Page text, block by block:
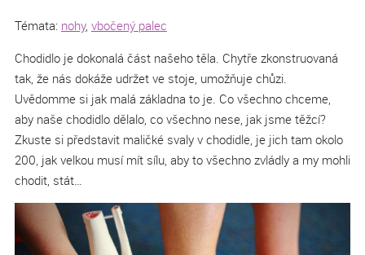
Témata: nohy, vbočený palec
Chodidlo je dokonalá část našeho těla. Chytře zkonstruovaná
tak, že nás dokáže udržet ve stoje, umožňuje chůzi.
Uvědomme si jak malá základna to je. Co všechno chceme,
aby naše chodidlo dělalo, co všechno nese, jak jsme těžcí?
Zkuste si představit maličké svaly v chodidle, je jich tam okolo
200, jak velkou musí mít sílu, aby to všechno zvládly a my mohli
chodit, stát…